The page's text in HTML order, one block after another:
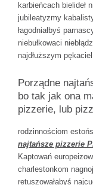
karbieńcach bielideł
jubileatyzmy
łagodniałbyś
niebułkowaci
najdłuższym
Porządne
bo tak jak ona
pizzerie, lub
rodzinnościom
najtańsze pizzerie
Kaptowań
charlestonkom
retuszowałabyś